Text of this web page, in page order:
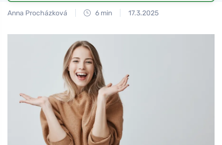
Anna Procházková 6 min 17.3.2025